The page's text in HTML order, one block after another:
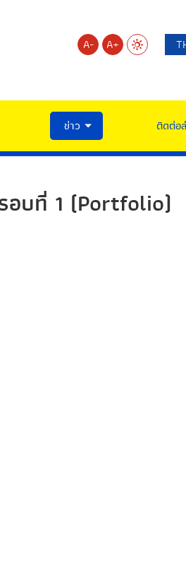
A- A+
ข่าว ติดต่อ
อบที่ 1 (Portfolio)